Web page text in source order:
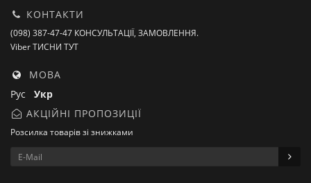
КОНТАКТИ
(098) 387-47-47 КОНСУЛЬТАЦІЇ, ЗАМОВЛЕННЯ.
Viber ТИСНИ ТУТ
МОВА
Рус Укр
АКЦІЙНІ ПРОПОЗИЦІЇ
Розсилка товарів зі знижками